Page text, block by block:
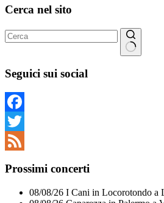
Cerca nel sito
risultato
Seguici sui social
Facebook
Twitter
Prossimi concerti
08/08/26 I Cani in Locorotondo a